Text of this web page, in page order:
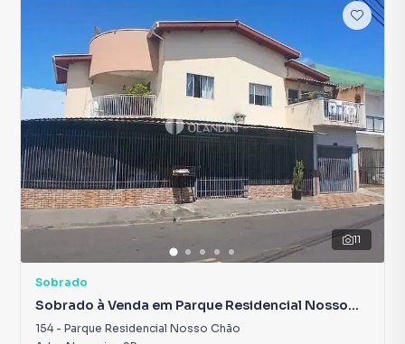
11
Sobrado
Sobrado à Venda em Parque Residencial Nosso
Chão
154- Parque Residencial Nosso Chão